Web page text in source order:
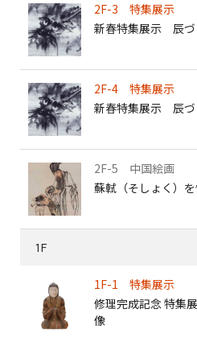
2F-3 特集展示
新春特集展示 辰
2F-4 特集展示
新春特集展示 辰
2F-5 中国絵画
蘇軾（そしょく）
1F
1F-1 特集展示
修理完成記念 特集
像